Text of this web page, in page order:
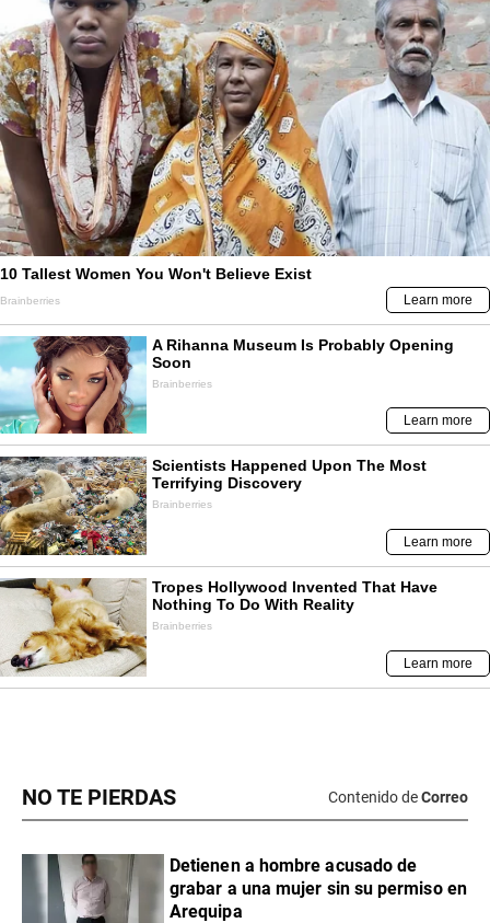
NO TE PIERDAS Contenido deCorreo
Detienen a hombre acusado de
grabar a una mujer sin su permiso en
Arequipa